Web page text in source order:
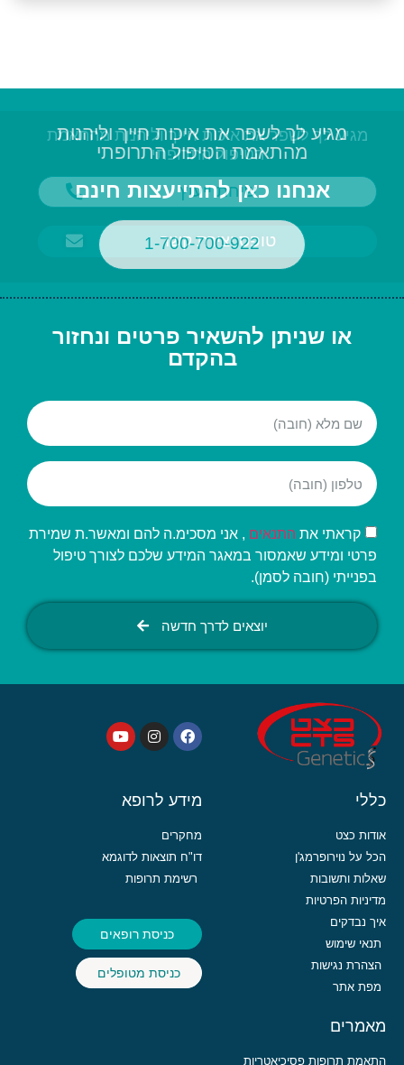
מגיע לך לשפר את איכות חייך וליהנות מהתאמת
הטיפול התרופתי
שיחת ייעוץ
טופס יצירת קשר
מגיע לך לשפר את איכות חייך וליהנות
מהתאמת הטיפול התרופתי
אנחנו כאן להתייעצות חינם
1-700-700-922
או שניתן להשאיר פרטים ונחזור
בהקדם
קראתי את התנאים , אני מסכימ.ה להם ומאשר.ת שמירת
פרטי ומידע שאמסור במאגר המידע שלכם לצורך טיפול
בפנייתי (חובה לסמן).
יוצאים לדרך חדשה
כללי
אודות כצט
הכל על נוירופרמג'ן
שאלות ותשובות
מדיניות הפרטיות
איך נבדקים
תנאי שימוש
הצהרת נגישות
מפת אתר
מידע לרופא
מחקרים
דו"ח תוצאות לדוגמא
רשימת תרופות
כניסת רופאים
כניסת מטופלים
מאמרים
התאמת תרופות פסיכיאטריות